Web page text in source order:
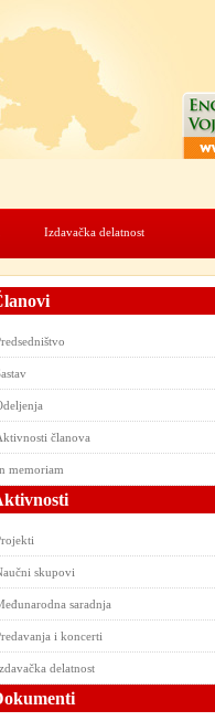
Izdavačka delatnost
članova
memoriam
skupovi
saradnja
i koncerti
delatnost